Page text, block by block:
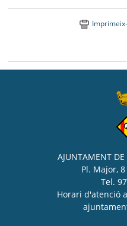
AJUNTAMENT DE
Pl. Major,
Tel.
Horari d'atenció